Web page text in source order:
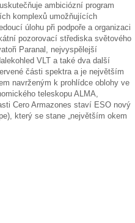
ambiciózní program
komplexů umožňujících
úlohu při podpoře a organizaci
pozorovací střediska světového
Paranal, nejvyspělejší
VLT a také dva další
části spektra a je největším
navrženým k prohlídce oblohy ve
teleskopu ALMA,
Cero Armazones staví ESO nový
který se stane „největším okem